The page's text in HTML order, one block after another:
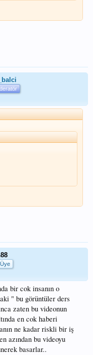
Üye
bir cok insanın o
" bu görüntüler ders
zaten bu videonun
en cok haberi
ne kadar riskli bir iş
azından bu videoyu
basarlar..